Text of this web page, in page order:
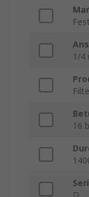
1/4
16